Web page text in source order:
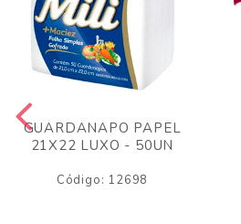
GUARDANAPO PAPEL
21X22 LUXO - 50UN
Código: 12698